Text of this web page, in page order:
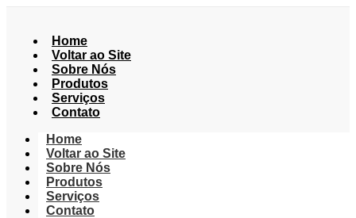
Home
Voltar ao Site
Sobre Nós
Produtos
Serviços
Contato
Home
Voltar ao Site
Sobre Nós
Produtos
Serviços
Contato